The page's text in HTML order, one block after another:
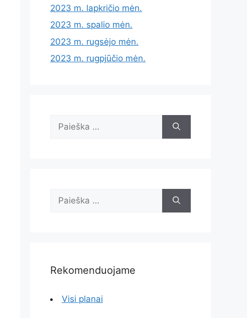
2023 m. lapkričio mėn.
2023 m. spalio mėn.
2023 m. rugsėjo mėn.
2023 m. rugpjūčio mėn.
Ieškoti:
Ieškoti:
Rekomenduojame
Visi planai